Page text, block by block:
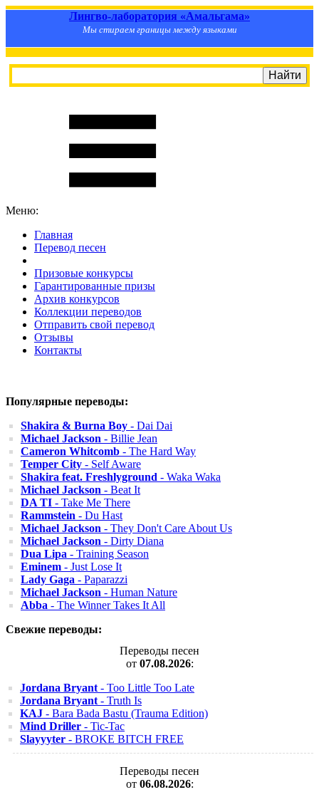
Лингво-лаборатория «Амальгама»
Мы стираем границы между языками
Меню:
Главная
Перевод песен
Призовые конкурсы
Гарантированные призы
Архив конкурсов
Коллекции переводов
Отправить свой перевод
Отзывы
Контакты
Популярные переводы:
Shakira & Burna Boy - Dai Dai
Michael Jackson - Billie Jean
Cameron Whitcomb - The Hard Way
Temper City - Self Aware
Shakira feat. Freshlyground - Waka Waka
Michael Jackson - Beat It
DA TI - Take Me There
Rammstein - Du Hast
Michael Jackson - They Don't Care About Us
Michael Jackson - Dirty Diana
Dua Lipa - Training Season
Eminem - Just Lose It
Lady Gaga - Paparazzi
Michael Jackson - Human Nature
Abba - The Winner Takes It All
Свежие переводы:
Переводы песен
от 07.08.2026:
Jordana Bryant - Too Little Too Late
Jordana Bryant - Truth Is
KAJ - Bara Bada Bastu (Trauma Edition)
Mind Driller - Tic-Tac
Slayyyter - BROKE BITCH FREE
Переводы песен
от 06.08.2026: